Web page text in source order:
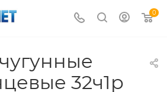
0
32ч1р